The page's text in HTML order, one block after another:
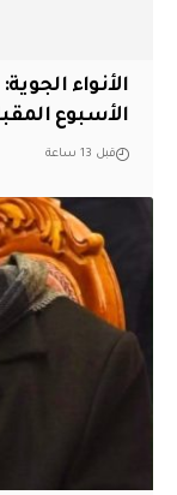
الأنواء
الأسبوع
قبل 13 ساعة